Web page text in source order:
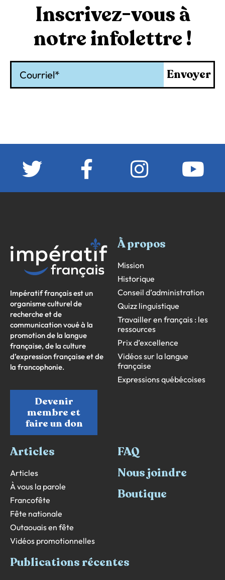
Inscrivez-vous à
notre infolettre !
Envoyer
Impératif français est un
organisme culturel de
recherche et de
communication voué à la
promotion de la langue
française, de la culture
d’expression française et de
la francophonie.
Devenir
membre et
faire un don
À propos
Mission
Historique
Conseil d’administration
Quizz linguistique
Travailler en français : les
ressources
Prix d’excellence
Vidéos sur la langue
française
Expressions québécoises
Articles
Articles
À vous la parole
Francofête
Fête nationale
Outaouais en fête
Vidéos promotionnelles
FAQ
Nous joindre
Boutique
Publications récentes